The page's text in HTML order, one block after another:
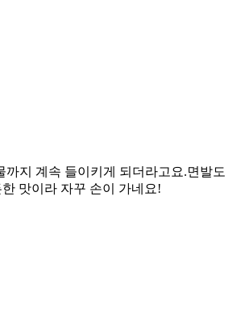
지 계속 들이키게 되더라고요. ​면발도
맛이라 자꾸 손이 가네요!